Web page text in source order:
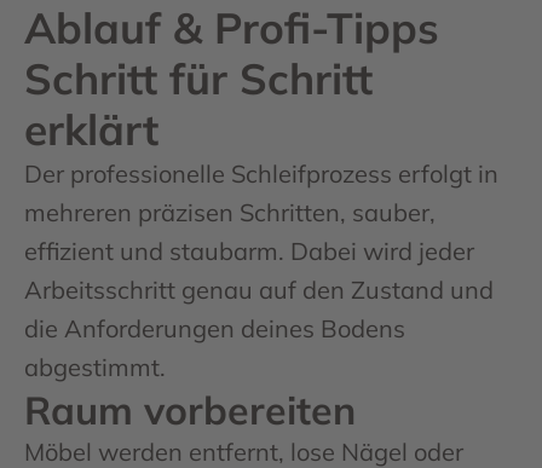
Ablauf & Profi-Tipps
Schritt für Schritt
erklärt
Der professionelle Schleifprozess erfolgt in
mehreren präzisen Schritten, sauber,
effizient und staubarm. Dabei wird jeder
Arbeitsschritt genau auf den Zustand und
die Anforderungen deines Bodens
abgestimmt.
Raum vorbereiten
Möbel werden entfernt, lose Nägel oder